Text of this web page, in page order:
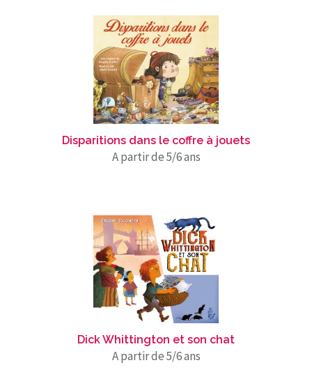
Disparitions dans le coffre à jouets
A partir de 5/6 ans
Dick Whittington et son chat
A partir de 5/6 ans